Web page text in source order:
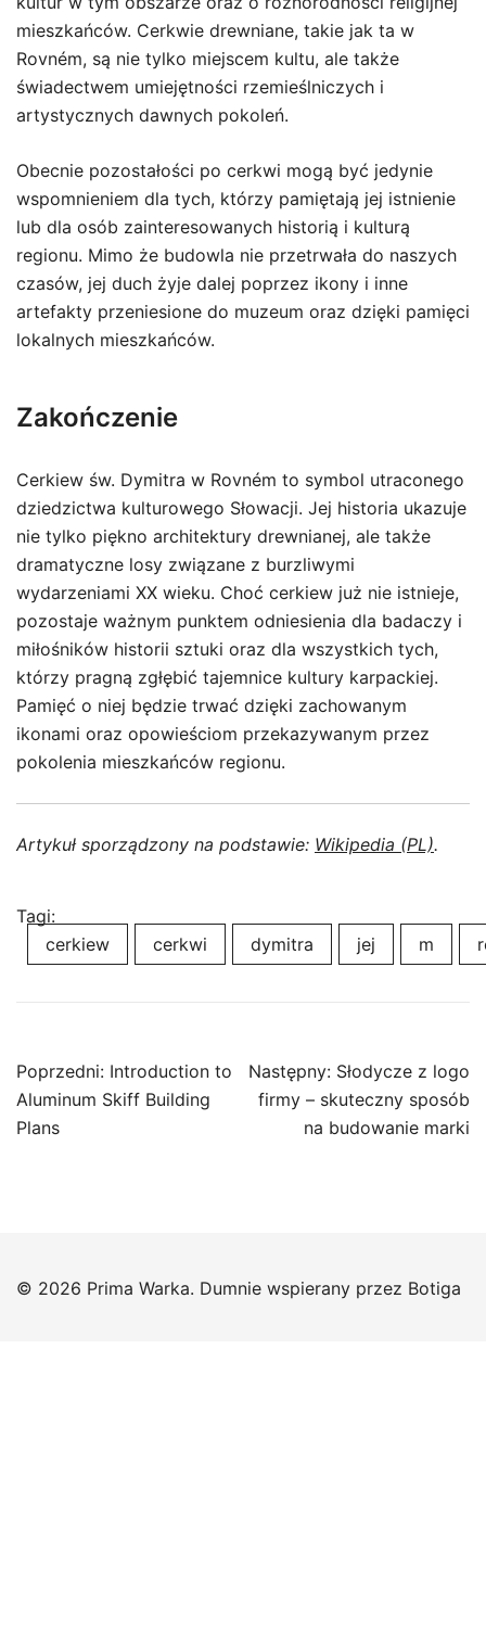
mieszkańców. Cerkwie drewniane, takie jak ta w
Rovném, są nie tylko miejscem kultu, ale także
świadectwem umiejętności rzemieślniczych i
artystycznych dawnych pokoleń.
Obecnie pozostałości po cerkwi mogą być jedynie
wspomnieniem dla tych, którzy pamiętają jej istnienie
lub dla osób zainteresowanych historią i kulturą
regionu. Mimo że budowla nie przetrwała do naszych
czasów, jej duch żyje dalej poprzez ikony i inne
artefakty przeniesione do muzeum oraz dzięki pamięci
lokalnych mieszkańców.
Zakończenie
Cerkiew św. Dymitra w Rovném to symbol utraconego
dziedzictwa kulturowego Słowacji. Jej historia ukazuje
nie tylko piękno architektury drewnianej, ale także
dramatyczne losy związane z burzliwymi
wydarzeniami XX wieku. Choć cerkiew już nie istnieje,
pozostaje ważnym punktem odniesienia dla badaczy i
miłośników historii sztuki oraz dla wszystkich tych,
którzy pragną zgłębić tajemnice kultury karpackiej.
Pamięć o niej będzie trwać dzięki zachowanym
ikonami oraz opowieściom przekazywanym przez
pokolenia mieszkańców regionu.
Artykuł sporządzony na podstawie: Wikipedia (PL).
Tagi:
cerkiew
cerkwi dymitra jej m
Nawigacja
wpisu
Poprzedni: Introduction to
Aluminum Skiff Building
Plans
Następny: Słodycze z logo
firmy – skuteczny sposób
na budowanie marki
© 2026 Prima Warka. Dumnie wspierany przez Botiga